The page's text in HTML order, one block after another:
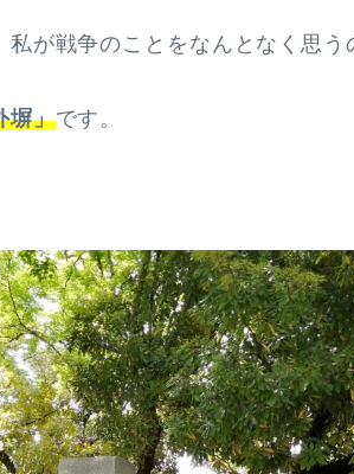
が戦争のことをなんとなく思う
塀」です。